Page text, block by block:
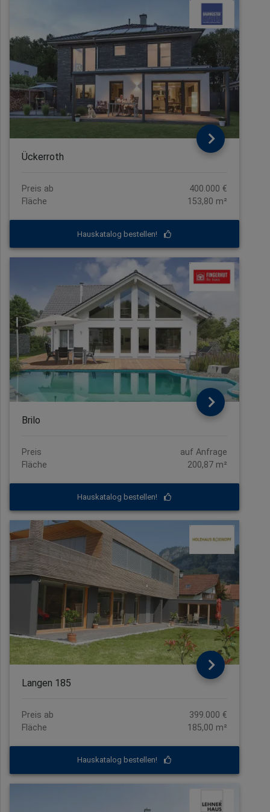
Ückerroth
Preis ab
400.000 €
Fläche
153,80 m²
Hauskatalog bestellen!
Brilo
Preis
auf Anfrage
Fläche
200,87 m²
Hauskatalog bestellen!
Langen 185
Preis ab
399.000 €
Fläche
185,00 m²
Hauskatalog bestellen!